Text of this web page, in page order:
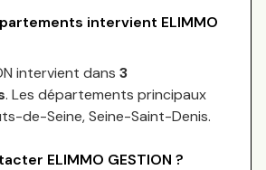
intervient ELIMMO
intervient dans 3
. Les départements principaux
de-Seine, Seine-Saint-Denis.
ELIMMO GESTION ?